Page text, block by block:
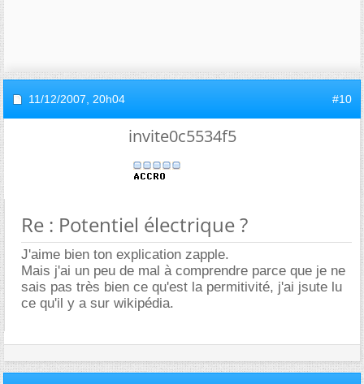
11/12/2007, 20h04 #10
invite0c5534f5
Re : Potentiel électrique ?
J'aime bien ton explication zapple.
Mais j'ai un peu de mal à comprendre parce que je ne
sais pas très bien ce qu'est la permitivité, j'ai jsute lu
ce qu'il y a sur wikipédia.